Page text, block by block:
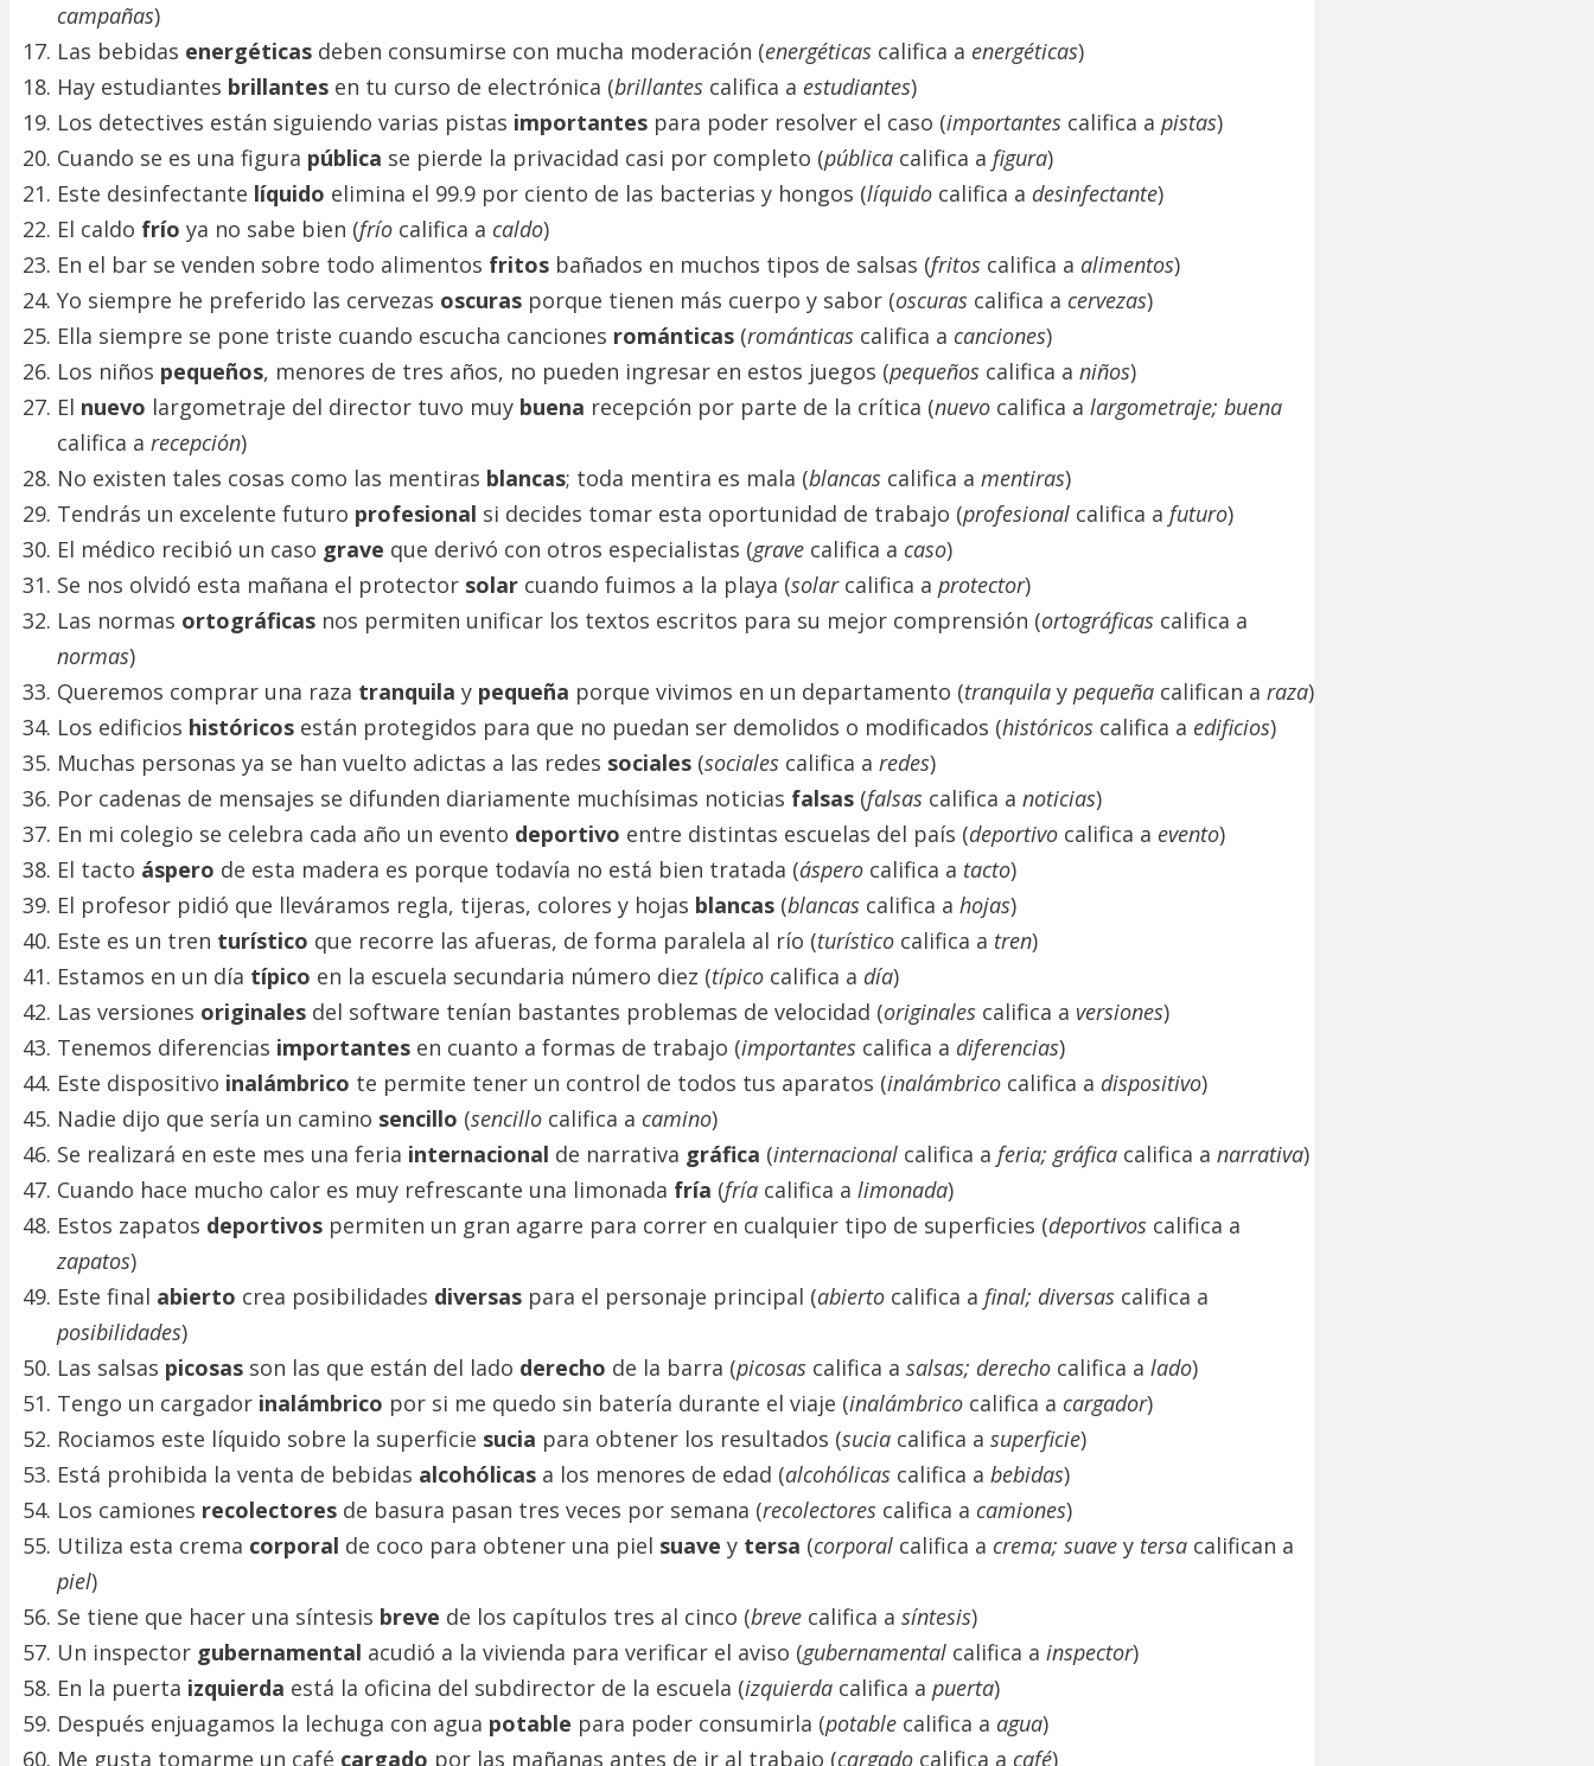
campañas)
Las bebidas energéticas deben consumirse con mucha moderación (energéticas califica a energéticas)
Hay estudiantes brillantes en tu curso de electrónica (brillantes califica a estudiantes)
Los detectives están siguiendo varias pistas importantes para poder resolver el caso (importantes califica a pistas)
Cuando se es una figura pública se pierde la privacidad casi por completo (pública califica a figura)
Este desinfectante líquido elimina el 99.9 por ciento de las bacterias y hongos (líquido califica a desinfectante)
El caldo frío ya no sabe bien (frío califica a caldo)
En el bar se venden sobre todo alimentos fritos bañados en muchos tipos de salsas (fritos califica a alimentos)
Yo siempre he preferido las cervezas oscuras porque tienen más cuerpo y sabor (oscuras califica a cervezas)
Ella siempre se pone triste cuando escucha canciones románticas (románticas califica a canciones)
Los niños pequeños, menores de tres años, no pueden ingresar en estos juegos (pequeños califica a niños)
El nuevo largometraje del director tuvo muy buena recepción por parte de la crítica (nuevo califica a largometraje; buena
califica a recepción)
No existen tales cosas como las mentiras blancas; toda mentira es mala (blancas califica a mentiras)
Tendrás un excelente futuro profesional si decides tomar esta oportunidad de trabajo (profesional califica a futuro)
El médico recibió un caso grave que derivó con otros especialistas (grave califica a caso)
Se nos olvidó esta mañana el protector solar cuando fuimos a la playa (solarcalifica a protector)
Las normas ortográficas nos permiten unificar los textos escritos para su mejor comprensión (ortográficas califica a
normas)
Queremos comprar una raza tranquila y pequeña porque vivimos en un departamento (tranquila y pequeña califican a raza)
Los edificios históricos están protegidos para que no puedan ser demolidos o modificados (históricos califica a edificios)
Muchas personas ya se han vuelto adictas a las redes sociales (sociales califica a redes)
Por cadenas de mensajes se difunden diariamente muchísimas noticias falsas (falsas califica a noticias)
En mi colegio se celebra cada año un evento deportivo entre distintas escuelas del país (deportivo califica a evento)
El tacto áspero de esta madera es porque todavía no está bien tratada (áspero califica a tacto)
El profesor pidió que lleváramos regla, tijeras, colores y hojas blancas (blancas califica a hojas)
Este es un tren turístico que recorre las afueras, de forma paralela al río (turístico califica a tren)
Estamos en un día típico en la escuela secundaria número diez (típico califica a día)
Las versiones originales del software tenían bastantes problemas de velocidad (originales califica a versiones)
Tenemos diferencias importantes en cuanto a formas de trabajo (importantes califica a diferencias)
Este dispositivo inalámbrico te permite tener un control de todos tus aparatos (inalámbrico califica a dispositivo)
Nadie dijo que sería un camino sencillo (sencillo califica a camino)
Se realizará en este mes una feria internacional de narrativa gráfica (internacional califica a feria; gráfica califica a narrativa)
Cuando hace mucho calor es muy refrescante una limonada fría (fría califica a limonada)
Estos zapatos deportivos permiten un gran agarre para correr en cualquier tipo de superficies (deportivos califica a
zapatos)
Este final abierto crea posibilidades diversas para el personaje principal (abierto califica a final; diversas califica a
posibilidades)
Las salsas picosas son las que están del lado derecho de la barra (picosas califica a salsas; derecho califica a lado)
Tengo un cargador inalámbrico por si me quedo sin batería durante el viaje (inalámbrico califica a cargador)
Rociamos este líquido sobre la superficie sucia para obtener los resultados (sucia califica a superficie)
Está prohibida la venta de bebidas alcohólicas a los menores de edad (alcohólicas califica a bebidas)
Los camiones recolectores de basura pasan tres veces por semana (recolectores califica a camiones)
Utiliza esta crema corporal de coco para obtener una piel suave y tersa (corporal califica a crema; suave y tersa califican a
piel)
Se tiene que hacer una síntesis breve de los capítulos tres al cinco (breve califica a síntesis)
Un inspector gubernamental acudió a la vivienda para verificar el aviso (gubernamental califica a inspector)
En la puerta izquierda está la oficina del subdirector de la escuela (izquierda califica a puerta)
Después enjuagamos la lechuga con agua potable para poder consumirla (potable califica a agua)
Me gusta tomarme un café cargado por las mañanas antes de ir al trabajo (cargado califica a café)
×
TU OPINIÓN NOS INTERESA
Valoramos mucho tu opinión, ¿Te ha
gustado el contenido que estas viendo?
SI
NO